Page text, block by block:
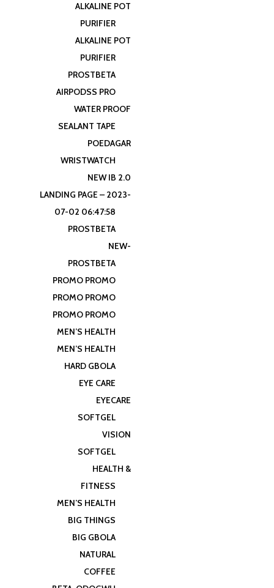
ALKALINE POT
PURIFIER
ALKALINE POT
PURIFIER
PROSTBETA
AIRPODSS PRO
WATER PROOF
SEALANT TAPE
POEDAGAR
WRISTWATCH
NEW IB 2.0
LANDING PAGE – 2023-
07-02 06:47:58
PROSTBETA
NEW-
PROSTBETA
PROMO PROMO
PROMO PROMO
PROMO PROMO
MEN’S HEALTH
MEN’S HEALTH
HARD GBOLA
EYE CARE
EYECARE
SOFTGEL
VISION
SOFTGEL
HEALTH &
FITNESS
MEN’S HEALTH
BIG THINGS
BIG GBOLA
NATURAL
COFFEE